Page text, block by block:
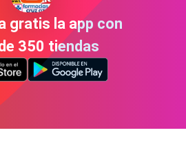
gratis la app con
350 tiendas